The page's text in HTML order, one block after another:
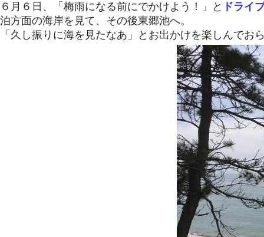
６月６日、「梅雨になる前にでかけよう！」と ドライ
泊方面の海岸を見て、その後東郷池へ。
「久し振りに海を見たなあ」とお出かけを楽しんでお